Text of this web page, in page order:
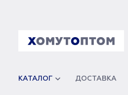
КАТАЛОГ ДОСТАВКА